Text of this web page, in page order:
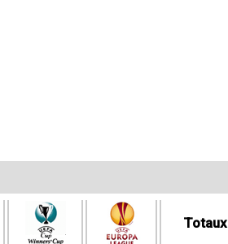
Totaux